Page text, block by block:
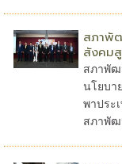
สภาพั
สังคม
สภาพัฒ
นโยบา
พาประ
สภาพัฒ